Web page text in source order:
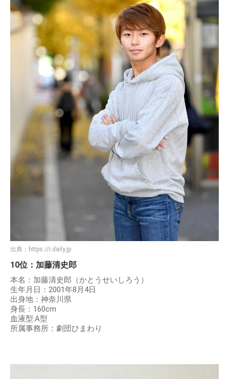
出典： https://i.daily.jp
10位：加藤清史郎
本名：加藤清史郎（かとうせいしろう）
生年月日：2001年8月4日
出身地：神奈川県
身長：160cm
血液型:A型
所属事務所：劇団ひまわり